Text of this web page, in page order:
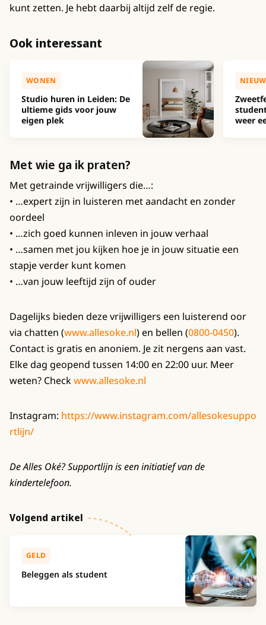
kunt zetten. Je hebt daarbij altijd zelf de regie.
Ook interessant
WONEN
Studio huren in Leiden: De
ultieme gids voor jouw
eigen plek
weer
Met wie ga ik praten?
Met getrainde vrijwilligers die…:
• …expert zijn in luisteren met aandacht en zonder
oordeel
• …zich goed kunnen inleven in jouw verhaal
• …samen met jou kijken hoe je in jouw situatie een
stapje verder kunt komen
• …van jouw leeftijd zijn of ouder
Dagelijks bieden deze vrijwilligers een luisterend oor
via chatten (www.allesoke.nl) en bellen (0800-0450).
Contact is gratis en anoniem. Je zit nergens aan vast.
Elke dag geopend tussen 14:00 en 22:00 uur. Meer
weten? Checkwww.allesoke.nl
Instagram: https://www.instagram.com/allesokesuppo
rtlijn/
De Alles Oké? Supportlijn is een initiatief van de
kindertelefoon.
Volgend artikel
GELD
Beleggen als student